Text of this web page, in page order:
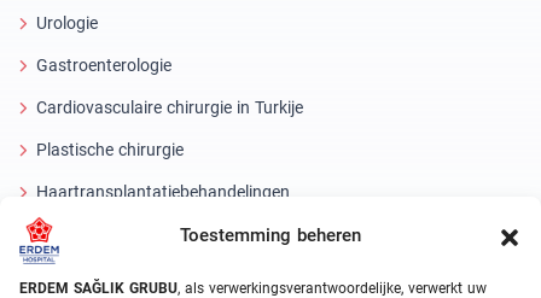
Toestemming beheren
ERDEM SAĞLIK GRUBU, als verwerkingsverantwoordelijke, verwerkt uw
Urologie
Gastroenterologie
Cardiovasculaire chirurgie in Turkije
Plastische chirurgie
Haartransplantatiebehandelingen
Tandheelkundige behandelingen Turkije
Laseroog